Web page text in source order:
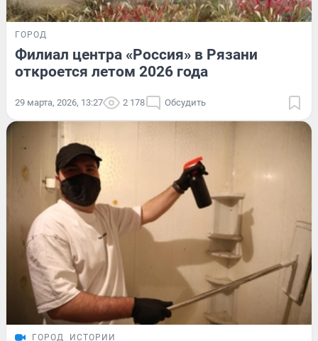
ГОРОД
Филиал центра «Россия» в Рязани
откроется летом 2026 года
29 марта, 2026, 13:27 2 178 Обсудить
ГОРОД ИСТОРИИ